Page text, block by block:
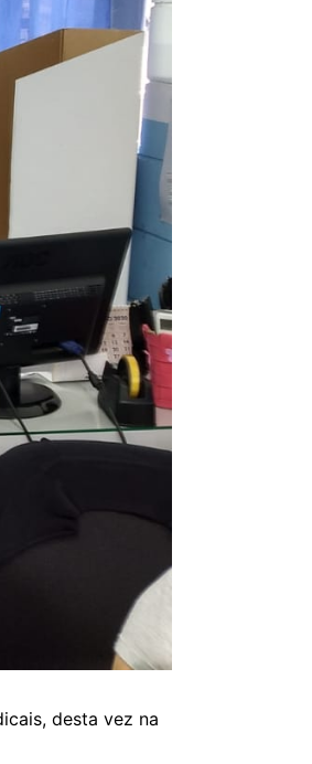
desta vez na